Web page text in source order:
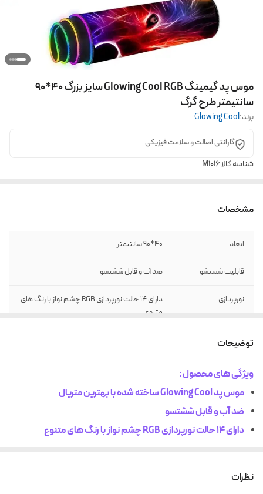
موس پد گیمینگ Glowing Cool RGB سایز بزرگ 40*90
سانتیمتر طرح گرگ
برند:Glowing Cool
گارانتی اصالت و سلامت فیزیکی
شناسه کالاM1016
مشخصات
ابعاد 40*90 سانتیمتر
قابلیت شستشو ضد آب و قابل ششتسو
نورپردازی
دارای 14 حالت نورپردازی RGB چشم نواز با رنگ های
متنوع
جنس زیره
جنس رویه
نوع اتصال اتصال از طریق کابل USB
توضیحات
ویژگی های محصول :
موس پد Glowing Cool ساخته شده با بهترین متریال
ضد آب و قابل ششتسو
دارای 14 حالت نورپردازی RGB چشم نواز با رنگ های متنوع
اتصال از طریق کابل USB
نظرات